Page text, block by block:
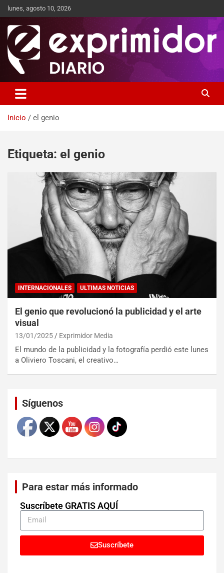
lunes, agosto 10, 2026
Exprimidor media
Inicio el genio
Etiqueta: el genio
INTERNACIONALES ULTIMAS NOTICIAS
El genio que revolucionó la publicidad y el arte
visual
13/01/2025 Exprimidor Media
El mundo de la publicidad y la fotografía perdió este lunes
a Oliviero Toscani, el creativo…
Síguenos
Para estar más informado
Suscríbete GRATIS AQUÍ
Suscríbete